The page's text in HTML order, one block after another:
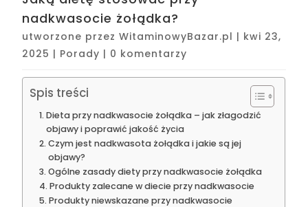
nadkwasocie żołądka?
utworzone przezWitaminowyBazar.pl | kwi 23,
2025 | Porady | 0 komentarzy
Spis treści
Dieta przy nadkwasocie żołądka – jak złagodzić
objawy i poprawić jakość życia
Czym jest nadkwasota żołądka i jakie są jej
objawy?
Ogólne zasady diety przy nadkwasocie żołądka
Produkty zalecane w diecie przy nadkwasocie
Produkty niewskazane przy nadkwasocie